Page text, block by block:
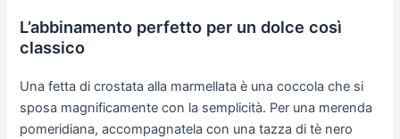
L’abbinamento perfetto per un dolce così
classico
Una fetta di crostata alla marmellata è una coccola che si
sposa magnificamente con la semplicità. Per una merenda
pomeridiana, accompagnatela con una tazza di tè nero